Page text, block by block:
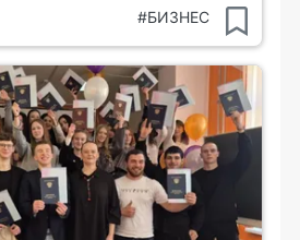
#БИЗНЕС